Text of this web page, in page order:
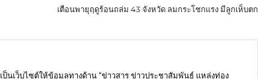
เตือนพายุฤดูร้อนถล่ม 43 จังหวัด ลมกระโชกแรง มีลูกเห็บตก
ป็นเว็บไซต์ให้ข้อมูลทางด้าน “ข่าวสาร ข่าวประชาสัมพันธ์ แหล่งท่อง